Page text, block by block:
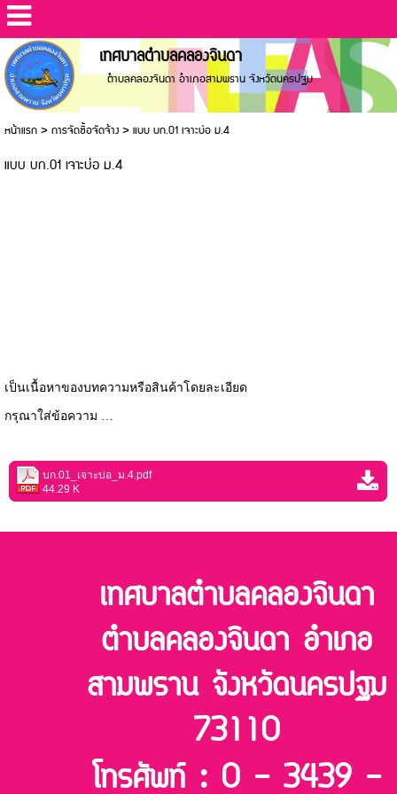
เทศบาลตำบลคลองจินดา
ตำบลคลองจินดา อำเภอสามพราน จังหวัดนครปฐม
หน้าแรก>การจัดซื้อจัดจ้าง>แบบ บก.01 เจาะบ่อ ม.4
แบบ บก.01 เจาะบ่อ ม.4
เป็นเนื้อหาของบทความหรือสินค้าโดยละเอียด
กรุณาใส่ข้อความ …
บก.01_เจาะบ่อ_ม.4.pdf
44.29 K
เทศบาลตำบลคลองจินดา
ตำบลคลองจินดา อำเภอ
สามพราน จังหวัดนครปฐม
73110
โทรศัพท์ : 0 - 3439 -